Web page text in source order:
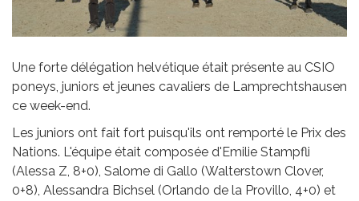
Une forte délégation helvétique était présente au CSIO
poneys, juniors et jeunes cavaliers de Lamprechtshausen
ce week-end.
Les juniors ont fait fort puisqu'ils ont remporté le Prix des
Nations. L'équipe était composée d'Emilie Stampfli
(Alessa Z, 8+0), Salome di Gallo (Walterstown Clover,
0+8), Alessandra Bichsel (Orlando de la Provillo, 4+0) et